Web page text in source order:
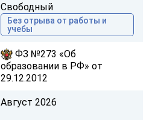
Свободный
Без отрыва от работы и
учебы
ФЗ №273 «Об
образовании в РФ» от
29.12.2012
Август 2026